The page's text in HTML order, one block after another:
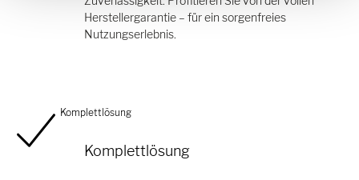
Herstellergarantie – für ein sorgenfreies
Nutzungserlebnis.
Komplettlösung
Komplettlösung